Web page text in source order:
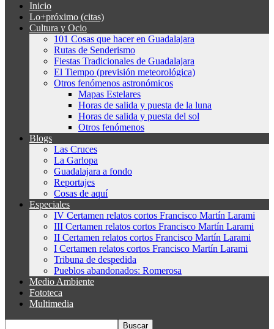
Inicio
Lo+próximo (citas)
Cultura y Ocio
101 Cosas que hacer en Guadalajara
Rutas de Senderismo
Fiestas Tradicionales de Guadalajara
El Tiempo (previsión meteorológica)
Otros fenómenos astronómicos
Mapas Estelares
Horas de salida y puesta de la luna
Horas de salida y puesta del sol
Otros fenómenos
Blogs
Las Cruces
La Garlopa
Guadalajara a fondo
Reportajes
Cosas de aquí
Especiales
IV Certamen relatos cortos Francisco Martín Larami
III Certamen relatos cortos Francisco Martín Larami
II Certamen relatos cortos Francisco Martín Larami
I Certamen relatos cortos Francisco Martín Larami
Tribuna de despedida
Pueblos abandonados: Romerosa
Medio Ambiente
Fototeca
Multimedia